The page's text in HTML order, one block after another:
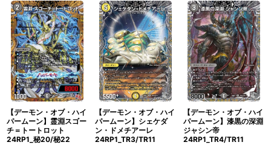
【デーモン・オブ・ハイ
パームーン】霊淵スゴー
チ＝トートロット
24RP1_秘20/秘22
【デーモン・オブ・ハイ
パームーン】シェケダ
ン・ドメチアーレ
24RP1_TR3/TR11
【デーモン・オブ・ハイ
パームーン】漆黒の深淵
ジャシン帝
24RP1_TR4/TR11